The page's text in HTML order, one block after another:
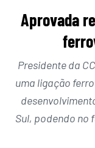
Aprovada
Presidente da
uma ligação
Sul, podendo no